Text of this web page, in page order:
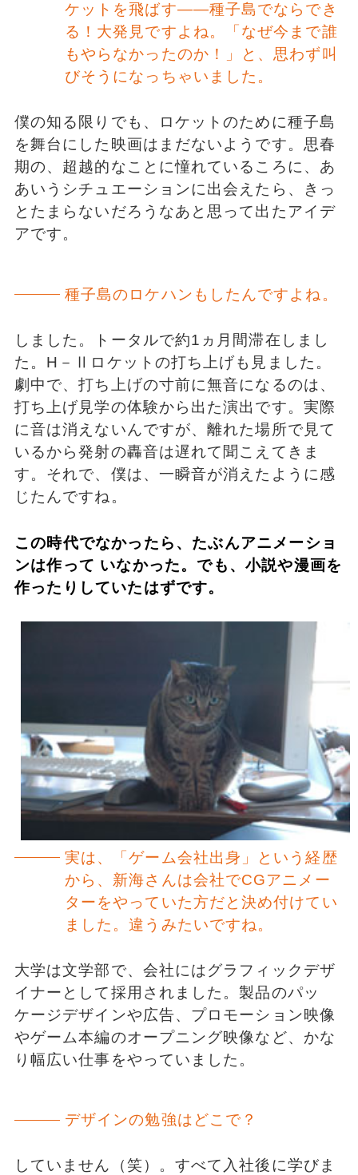
ケットを飛ばす――種子島でならでき
る！大発見ですよね。「なぜ今まで誰
もやらなかったのか！」と、思わず叫
びそうになっちゃいました。
僕の知る限りでも、ロケットのために種子島
を舞台にした映画はまだないようです。思春
期の、超越的なことに憧れているころに、あ
あいうシチュエーションに出会えたら、きっ
とたまらないだろうなあと思って出たアイデ
アです。
種子島のロケハンもしたんですよね。
しました。トータルで約1ヵ月間滞在しまし
た。H－Ⅱロケットの打ち上げも見ました。
劇中で、打ち上げの寸前に無音になるのは、
打ち上げ見学の体験から出た演出です。実際
に音は消えないんですが、離れた場所で見て
いるから発射の轟音は遅れて聞こえてきま
す。それで、僕は、一瞬音が消えたように感
じたんですね。
この時代でなかったら、たぶんアニメーショ
ンは作って いなかった。でも、小説や漫画を
作ったりしていたはずです。
実は、「ゲーム会社出身」という経歴
から、新海さんは会社でCGアニメー
ターをやっていた方だと決め付けてい
ました。違うみたいですね。
大学は文学部で、会社にはグラフィックデザ
イナーとして採用されました。製品のパッ
ケージデザインや広告、プロモーション映像
やゲーム本編のオープニング映像など、かな
り幅広い仕事をやっていました。
デザインの勉強はどこで？
していません（笑）。すべて入社後に学びま